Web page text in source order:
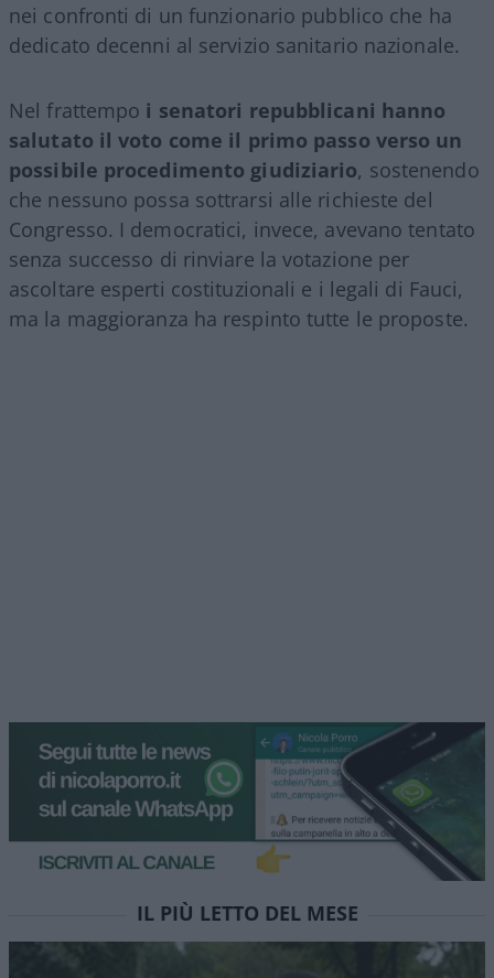
nei confronti di un funzionario pubblico che ha
dedicato decenni al servizio sanitario nazionale.
Nel frattempo i senatori repubblicani hanno
salutato il voto come il primo passo verso un
possibile procedimento giudiziario, sostenendo
che nessuno possa sottrarsi alle richieste del
Congresso. I democratici, invece, avevano tentato
senza successo di rinviare la votazione per
ascoltare esperti costituzionali e i legali di Fauci,
ma la maggioranza ha respinto tutte le proposte.
IL PIÙ LETTO DEL MESE